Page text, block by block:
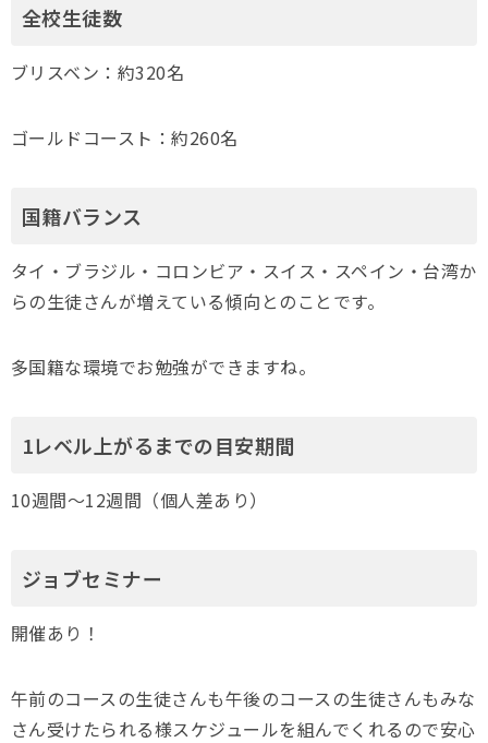
全校生徒数
ブリスベン：約320名
ゴールドコースト：約260名
国籍バランス
タイ・ブラジル・コロンビア・スイス・スペイン・台湾か
らの生徒さんが増えている傾向とのことです。
多国籍な環境でお勉強ができますね。
1レベル上がるまでの目安期間
10週間～12週間（個人差あり）
ジョブセミナー
開催あり！
午前のコースの生徒さんも午後のコースの生徒さんもみな
さん受けたられる様スケジュールを組んでくれるので安心